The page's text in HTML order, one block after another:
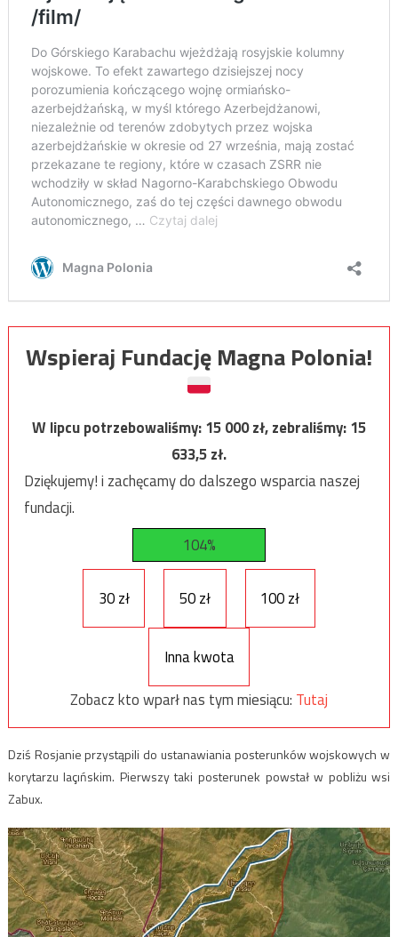
Wspieraj Fundację Magna Polonia!
W lipcu potrzebowaliśmy:15 000zł, zebraliśmy:15
633,5zł.
Dziękujemy! i zachęcamy do dalszego wsparcia naszej
fundacji.
104%
30 zł 50 zł 100 zł
Inna kwota
Zobacz kto wparł nas tym miesiącu: Tutaj
Dziś Rosjanie przystąpili do ustanawiania posterunków wojskowych w
korytarzu laçıńskim. Pierwszy taki posterunek powstał w pobliżu wsi
Zabux.